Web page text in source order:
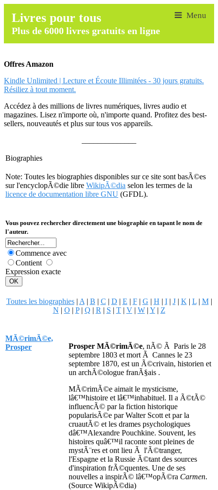
Livres pour tous
Plus de 6000 livres gratuits en ligne
Offres Amazon
Kindle Unlimited | Lecture et Écoute Illimitées - 30 jours gratuits.
Résiliez à tout moment.
Accédez à des millions de livres numériques, livres audio et
magazines. Lisez n'importe où, n'importe quand. Profitez des best-
sellers, nouveautés et plus sur tous vos appareils.
Biographies
Note: Toutes les biographies disponibles sur ce site sont basÃ©es
sur l'encyclopÃ©die libre WikipÃ©dia selon les termes de la
licence de documentation libre GNU (GFDL).
Vous pouvez rechercher directement une biographie en tapant le nom de
l'auteur.
Commence avec
Contient
Expression exacte
Toutes les biographies| A | B | C | D | E | F| G | H | I| J| K | L| M|
N | O | P| Q | R | S | T| V| W| Y| Z
MÃ©rimÃ©e,
Prosper
Prosper MÃ©rimÃ©e, nÃ© Ã Paris le 28
septembre 1803 et mort Ã Cannes le 23
septembre 1870, est un Ã©crivain, historien et
un archÃ©ologue franÃ§ais .
MÃ©rimÃ©e aimait le mysticisme,
lâ€™histoire et lâ€™inhabituel. Il a Ã©tÃ©
influencÃ© par la fiction historique
popularisÃ©e par Walter Scott et par la
cruautÃ© et les drames psychologiques
dâ€™Alexandre Pouchkine. Souvent, les
histoires quâ€™il raconte sont pleines de
mystÃ¨res et ont lieu Ã l'Ã©tranger,
l'Espagne et la Russie Ã©tant des sources
d'inspiration frÃ©quentes. Une de ses
nouvelles a inspirÃ© lâ€™opÃ©ra Carmen.
(Source WikipÃ©dia)